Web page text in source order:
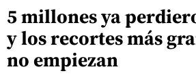
5 millones ya
y los recortes más
no empiezan